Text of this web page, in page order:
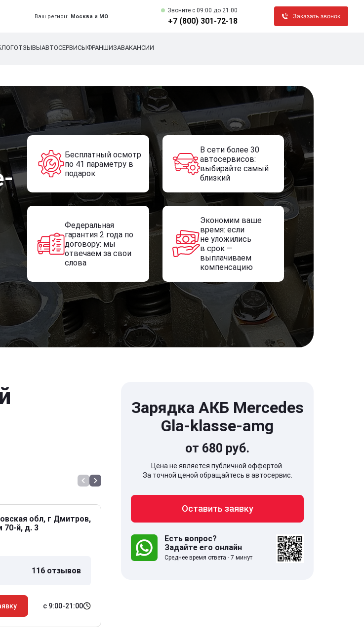
Ваш регион: Москва и МО
Звоните c 09:00 до 21:00
+7 (800) 301-72-18
Заказать звонок
ОТЗЫВЫАВТОСЕРВИСЫФРАНШИЗАВАКАНСИИ
Бесплатный осмотр
по 41 параметру в
подарок
В сети более 30
автосервисов:
выбирайте самый
близкий
Федеральная
гарантия 2 года по
договору: мы
отвечаем за свои
слова
Экономим ваше
время: если
не уложились
в срок —
выплачиваем
компенсацию
обл, г Дмитров,
70-й, д. 3
116 отзывов
с 9:00-21:00
141707, Московская обл,
дом 5
Зарядка АКБ Mercedes
Gla-klasse-amg
от 680 руб.
Цена не является публичной оффертой.
За точной ценой обращайтесь в автосервис.
Оставить заявку
Есть вопрос?
Задайте его онлайн
Среднее время ответа - 7 минут